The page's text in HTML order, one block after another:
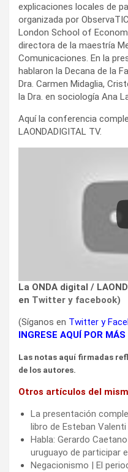
explicaciones locales de
organizada por
London School of
directora de la maestría
Comunicaciones. En la
hablaron la Decana de la
Dra. Carmen Midaglia,
la Dra. en sociología Ana
Aquí la conferencia
LAONDADIGITAL TV.
La ONDA digital /
en Twitter y facebook)
(Síganos en Twitter y
INGRESE AQUÍ POR
Las notas aquí firmadas
de los autores.
Otros artículos del
La presentación
libro de Esteban Valenti
Habla: Gerardo
uruguayo de participar
Negacionismo | El